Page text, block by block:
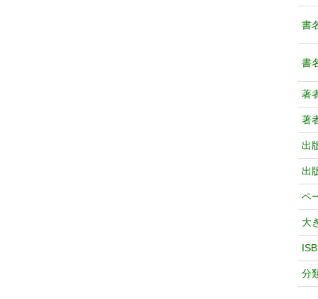
書
書
著
著
出
出
ペ
大
分